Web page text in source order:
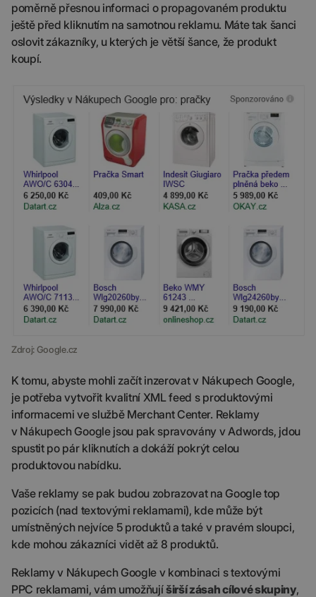
poměrně přesnou informaci o propagovaném produktu
ještě před kliknutím na samotnou reklamu. Máte tak šanci
oslovit zákazníky, u kterých je větší šance, že produkt
koupí.
Zdroj: Google.cz
K tomu, abyste mohli začít inzerovat v Nákupech Google,
je potřeba vytvořit kvalitní XML feed s produktovými
informacemi ve službě Merchant Center. Reklamy
v Nákupech Google jsou pak spravovány v Adwords, jdou
spustit po pár kliknutích a dokáží pokrýt celou
produktovou nabídku.
Vaše reklamy se pak budou zobrazovat na Google top
pozicích (nad textovými reklamami), kde může být
umístněných nejvíce 5 produktů a také v pravém sloupci,
kde mohou zákazníci vidět až 8 produktů.
Reklamy v Nákupech Google v kombinaci s textovými
PPC reklamami, vám umožňujíširší zásah cílové skupiny,